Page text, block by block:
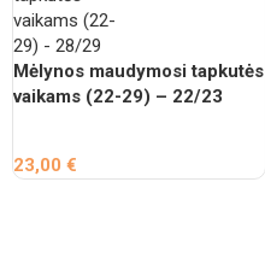
Mėlynos maudymosi tapkutės
vaikams (22-29) – 22/23
23,00€